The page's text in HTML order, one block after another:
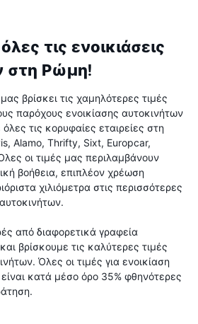
τις ενοικιάσεις
στη Ρώμη!
βρίσκει τις χαμηλότερες τιμές
παρόχους ενοικίασης αυτοκινήτων
τις κορυφαίες εταιρείες στη
Alamo, Thrifty, Sixt, Europcar,
οι τιμές μας περιλαμβάνουν
βοήθεια, επιπλέον χρέωση
χιλιόμετρα στις περισσότερες
από διαφορετικά γραφεία
βρίσκουμε τις καλύτερες τιμές
Όλες οι τιμές για ενοικίαση
κατά μέσο όρο 35% φθηνότερες